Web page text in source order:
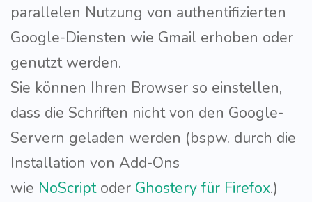
parallelen Nutzung von authentifizierten
Google-Diensten wie Gmail erhoben oder
genutzt werden.
Sie können Ihren Browser so einstellen,
dass die Schriften nicht von den Google-
Servern geladen werden (bspw. durch die
Installation von Add-Ons
wie NoScript oder Ghostery für Firefox.)